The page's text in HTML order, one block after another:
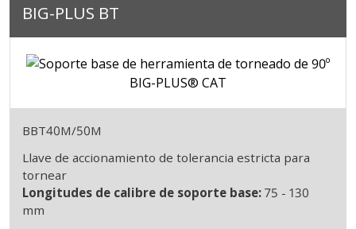
BIG-PLUS BT
BBT40M/50M
Llave de accionamiento de tolerancia estricta para
tornear
Longitudes de calibre de soporte base: 75 - 130
mm